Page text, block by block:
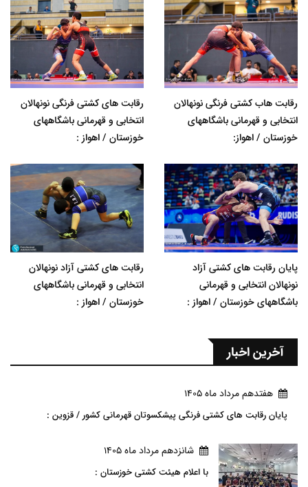
رقابت هاب کشتی فرنگی نونهالان
انتخابی و قهرمانی باشگاههای
خوزستان / اهواز:
رقابت های کشتی فرنگی نونهالان
انتخابی و قهرمانی باشگاههای
خوزستان / اهواز :
پایان رقابت های کشتی آزاد
نونهالان انتخابی و قهرمانی
باشگاههای خوزستان / اهواز :
رقابت های کشتی آزاد نونهالان
انتخابی و قهرمانی باشگاههای
خوزستان / اهواز :
آخرین اخبار
هفتدهم مرداد ماه 1405
پایان رقابت های کشتی فرنگی پیشکسوتان قهرمانی کشور / قزوین :
شانزدهم مرداد ماه 1405
با اعلام هیئت کشتی خوزستان :